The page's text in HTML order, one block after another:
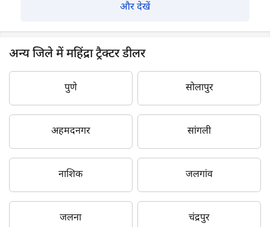
और देखें
अन्य जिले में महिंद्रा ट्रैक्टर डीलर
पुणे सोलापुर
अहमदनगर सांगली
नाशिक जलगांव
जलना चंद्रपुर